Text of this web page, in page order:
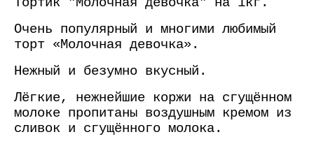
Очень популярный и многими любимый
торт «Молочная девочка».
Нежный и безумно вкусный.
Лёгкие, нежнейшие коржи на сгущённом
молоке пропитаны воздушным кремом из
сливок и сгущённого молока.